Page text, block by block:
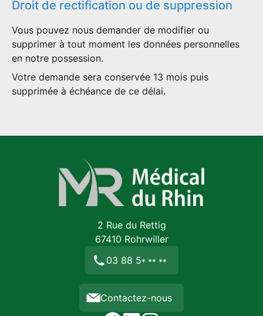
Droit de rectification ou de suppression
Vous pouvez nous demander de modifier ou
supprimer à tout moment les données personnelles
en notre possession.
Votre demande sera conservée 13 mois puis
supprimée à échéance de ce délai.
2 Rue du Rettig
67410 Rohrwiller
03 88 5* ** **
Contactez-nous